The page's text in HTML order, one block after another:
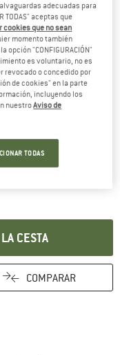
de envío. Se abre en
25%
CESTA
COMPARAR
adecuadas para
TODAS" aceptas que
cookies que no sean
momento también
"CONFIGURACIÓN"
es voluntario, no es
revocado o concedido por
de cookies" en la parte
incluyendo los
nuestroAviso de
TODAS